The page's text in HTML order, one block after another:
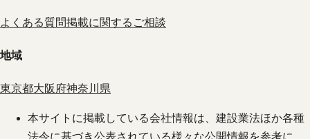
よくある質問掲載に関するご相談
地域
東京都大阪府神奈川県
本サイトに掲載している会社情報は、建設業法ほか各種
法令に基づき公表されている様々な公開情報を参考に、